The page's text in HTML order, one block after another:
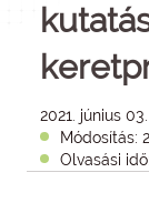
2021. június 03.
Módosítás:
Olvasási